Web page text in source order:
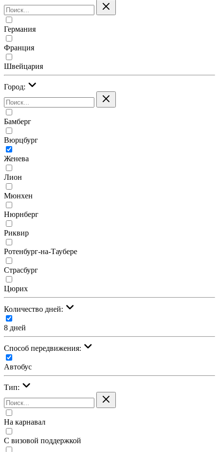
Германия
Франция
Швейцария
Город:
Бамберг
Вюрцбург
Женева
Лион
Мюнхен
Нюрнберг
Риквир
Ротенбург-на-Таубере
Страсбург
Цюрих
Количество дней:
8 дней
Cпособ передвижения:
Автобус
Тип:
На карнавал
С визовой поддержкой